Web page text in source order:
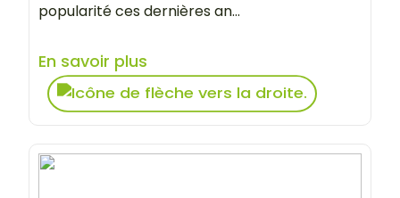
popularité ces dernières an...
En savoir plus